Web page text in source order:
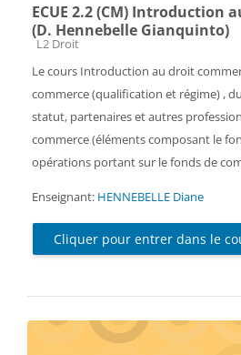
ECUE 2.2 (CM) Introduction
(D. Hennebelle Gianquinto)
Catégorie de cours
L2 Droit
Le cours Introduction au droit
commerce (qualification et régime) ,
statut, partenaires et autres
commerce (éléments composant le
opérations portant sur le fonds de
Enseignant: HENNEBELLE Diane
Cliquer pour entrer dans le